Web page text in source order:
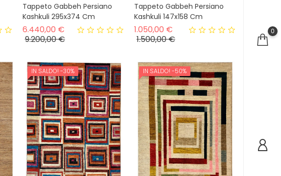
0
Tappeto Gabbeh Persiano
Kashkuli 295x374 Cm
6.440,00 €Prezzo base
9.200,00 €Prezzo
Tappeto Gabbeh Persiano
Kashkuli 147x158 Cm
1.050,00 €Prezzo base
1.500,00 €Prezzo
IN SALDO! -30% IN SALDO! -50%